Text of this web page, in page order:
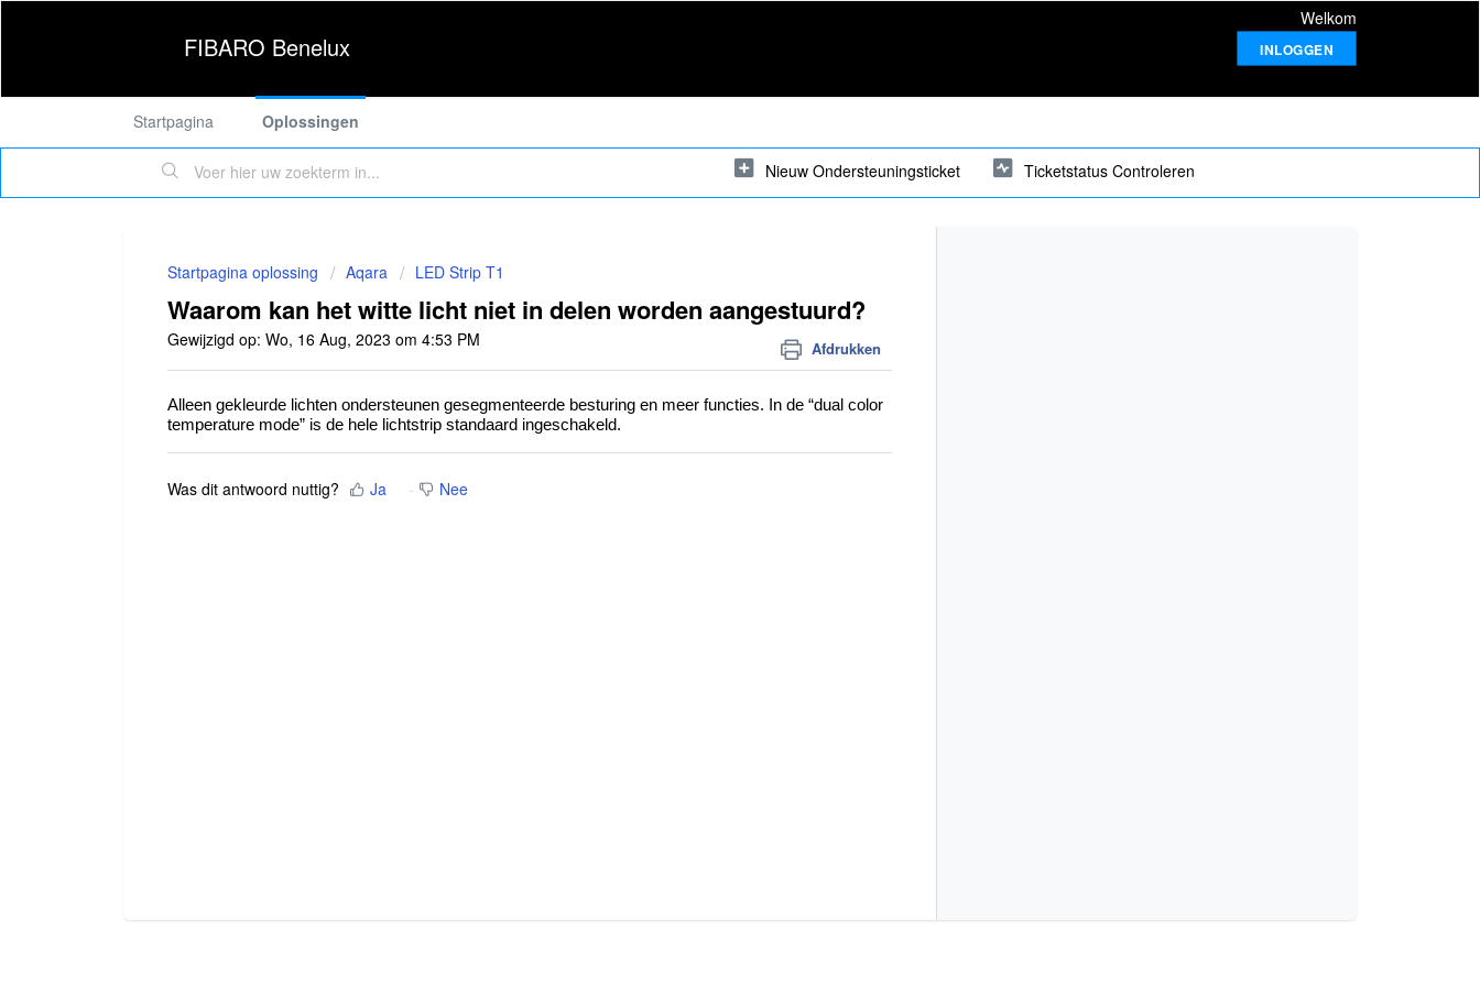
FIBARO Benelux
Welkom
INLOGGEN
Startpagina Oplossingen
Nieuw Ondersteuningsticket Ticketstatus Controleren
Startpagina oplossing Aqara LED Strip T1
Waarom kan het witte licht niet in delen worden aangestuurd?
Afdrukken
Gewijzigd op: Wo, 16 Aug, 2023 om 4:53 PM
Alleen gekleurde lichten ondersteunen gesegmenteerde besturing en meer functies. In de “dual color
temperature mode” is de hele lichtstrip standaard ingeschakeld.
Was dit antwoord nuttig? Ja Nee